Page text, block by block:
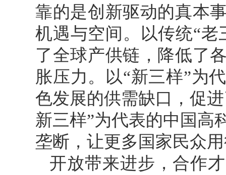
靠的是创新驱动的真本
机遇与空间。以传统“
了全球产供链，降低了
胀压力。以“新三样”为
色发展的供需缺口，促
新三样”为代表的中国高
垄断，让更多国家民众
开放带来进步，合作